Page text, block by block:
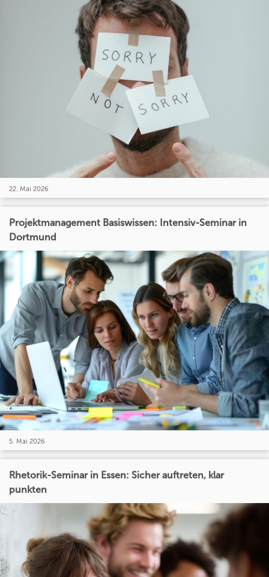
22. Mai 2026
Projektmanagement Basiswissen: Intensiv-Seminar in
Dortmund
5. Mai 2026
Rhetorik-Seminar in Essen: Sicher auftreten, klar
punkten